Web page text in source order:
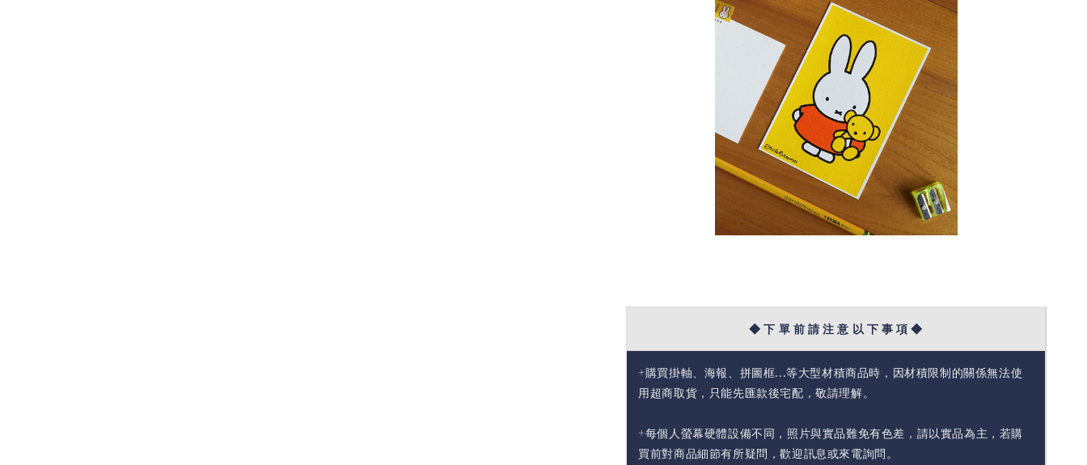
◆ 下 單 前 請 注 意 以 下 事 項 ◆
+購買掛軸、海報、拼圖框...等大型材積商品時，因材積限制的關係無法使
用超商取貨，只能先匯款後宅配，敬請理解。
+每個人螢幕硬體設備不同，照片與實品難免有色差，請以實品為主，若購
買前對商品細節有所疑問，歡迎訊息或來電詢問。